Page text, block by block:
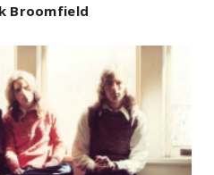
Broomfield